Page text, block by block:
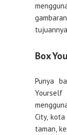
Box
Punya
Yourself
City,
taman,